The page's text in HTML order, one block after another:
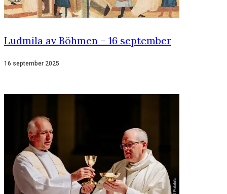
Ludmila av Böhmen – 16 september
16 september 2025